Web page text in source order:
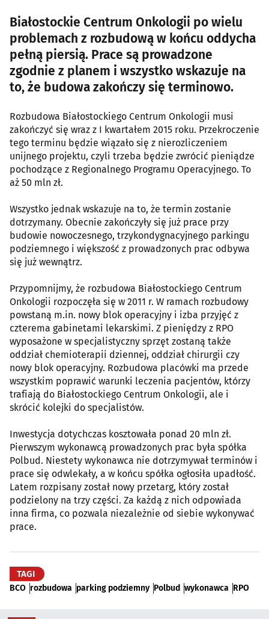
Białostockie Centrum Onkologii po wielu
problemach z rozbudową w końcu oddycha
pełną piersią. Prace są prowadzone
zgodnie z planem i wszystko wskazuje na
to, że budowa zakończy się terminowo.
Rozbudowa Białostockiego Centrum Onkologii musi
zakończyć się wraz z I kwartałem 2015 roku. Przekroczenie
tego terminu będzie wiązało się z nierozliczeniem
unijnego projektu, czyli trzeba będzie zwrócić pieniądze
pochodzące z Regionalnego Programu Operacyjnego. To
aż 50 mln zł.
Wszystko jednak wskazuje na to, że termin zostanie
dotrzymany. Obecnie zakończyły się już prace przy
budowie nowoczesnego, trzykondygnacyjnego parkingu
podziemnego i większość z prowadzonych prac odbywa
się już wewnątrz.
Przypomnijmy, że rozbudowa Białostockiego Centrum
Onkologii rozpoczęła się w 2011 r. W ramach rozbudowy
powstaną m.in. nowy blok operacyjny i izba przyjęć z
czterema gabinetami lekarskimi. Z pieniędzy z RPO
wyposażone w specjalistyczny sprzęt zostaną także
oddział chemioterapii dziennej, oddział chirurgii czy
nowy blok operacyjny. Rozbudowa placówki ma przede
wszystkim poprawić warunki leczenia pacjentów, którzy
trafiają do Białostockiego Centrum Onkologii, ale i
skrócić kolejki do specjalistów.
Inwestycja dotychczas kosztowała ponad 20 mln zł.
Pierwszym wykonawcą prowadzonych prac była spółka
Polbud. Niestety wykonawca nie dotrzymywał terminów i
prace się odwlekały, a w końcu spółka ogłosiła upadłość.
Latem rozpisany został nowy przetarg, który został
podzielony na trzy części. Za każdą z nich odpowiada
inna firma, co pozwala niezależnie od siebie wykonywać
prace.
TAGI
BCO rozbudowa parking podziemny Polbud wykonawca RPO